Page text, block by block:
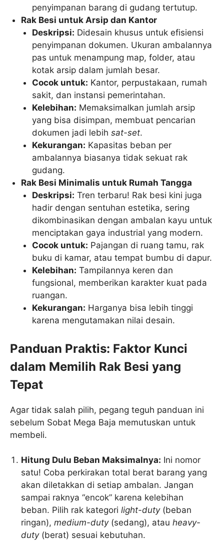
penyimpanan barang di gudang tertutup.
Rak Besi untuk Arsip dan Kantor
Deskripsi: Didesain khusus untuk efisiensi
penyimpanan dokumen. Ukuran ambalannya
pas untuk menampung map, folder, atau
kotak arsip dalam jumlah besar.
Cocok untuk: Kantor, perpustakaan, rumah
sakit, dan instansi pemerintahan.
Kelebihan: Memaksimalkan jumlah arsip
yang bisa disimpan, membuat pencarian
dokumen jadi lebihsat-set.
Kekurangan: Kapasitas beban per
ambalannya biasanya tidak sekuat rak
gudang.
Rak Besi Minimalis untuk Rumah Tangga
Deskripsi: Tren terbaru! Rak besi kini juga
hadir dengan sentuhan estetika, sering
dikombinasikan dengan ambalan kayu untuk
menciptakan gaya industrial yang modern.
Cocok untuk: Pajangan di ruang tamu, rak
buku di kamar, atau tempat bumbu di dapur.
Kelebihan: Tampilannya keren dan
fungsional, memberikan karakter kuat pada
ruangan.
Kekurangan: Harganya bisa lebih tinggi
karena mengutamakan nilai desain.
Panduan Praktis: Faktor Kunci
dalam Memilih Rak Besi yang
Tepat
Agar tidak salah pilih, pegang teguh panduan ini
sebelum Sobat Mega Baja memutuskan untuk
membeli.
Hitung Dulu Beban Maksimalnya: Ini nomor
satu! Coba perkirakan total berat barang yang
akan diletakkan di setiap ambalan. Jangan
sampai raknya “encok” karena kelebihan
beban. Pilih rak kategorilight-duty(beban
ringan),medium-duty(sedang), atauheavy-
duty(berat) sesuai kebutuhan.